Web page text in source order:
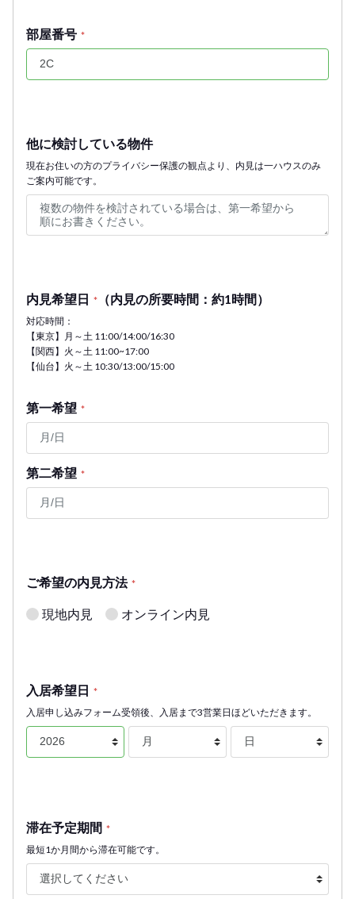
部屋番号 *
他に検討している物件
現在お住いの方のプライバシー保護の観点より、内見は一ハウスのみ
ご案内可能です。
内見希望日 * （内見の所要時間：約1時間）
対応時間：
【東京】月～土 11:00/14:00/16:30
【関西】火～土 11:00~17:00
【仙台】火～土 10:30/13:00/15:00
第一希望 *
第二希望 *
ご希望の内見方法 *
現地内見 オンライン内見
入居希望日 *
入居申し込みフォーム受領後、入居まで3営業日ほどいただきます。
滞在予定期間 *
最短1か月間から滞在可能です。